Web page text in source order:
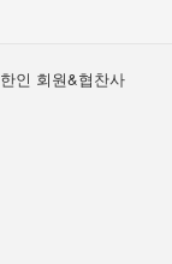
한인 회원&협찬사